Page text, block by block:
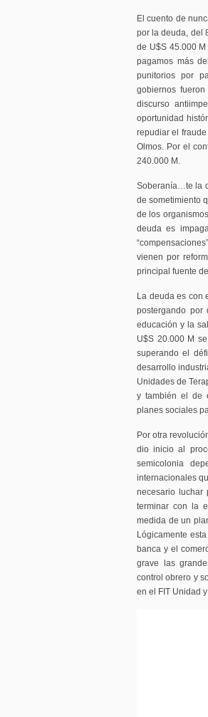
El cuento de
por la deuda, del
de U$S 45.000
pagamos más
punitorios por
gobiernos
discurso
oportunidad
repudiar el
Olmos. Por el
240.000 M.
Soberanía…te la
de sometimiento
de los
deuda es
vienen por
principal fuente
La deuda es con
postergando
educación y la
U$S 20.000 M
superando el
desarrollo
Unidades de
y también el de
planes sociales
Por otra
dio inicio al
semicolonia
internacionales
necesario luchar
terminar con la
medida de un
Lógicamente
banca y el
grave las
control obrero y
en el FIT Unidad